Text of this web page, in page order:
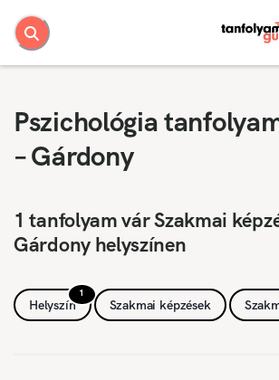
Pszichológia
– Gárdony
1 tanfolyam vár Szakmai
Gárdony helyszínen
1
Helyszín Szakmai képzések